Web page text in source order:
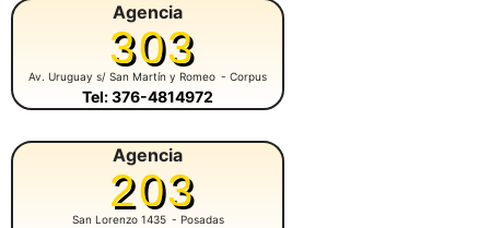
Agencia
303
Av. Uruguay s/ San Martín y Romeo - Corpus
Tel: 376-4814972
Agencia
203
San Lorenzo 1435 - Posadas